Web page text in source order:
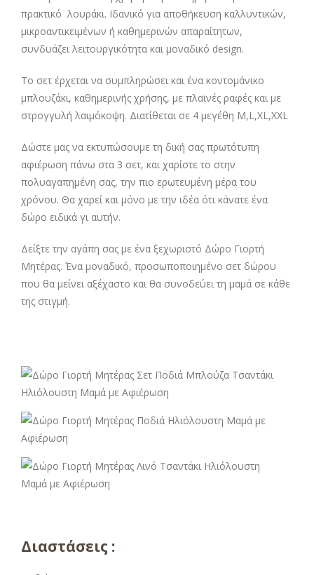
πρακτικό λουράκι. Ιδανικό για αποθήκευση καλλυντικών,
μικροαντικειμένων ή καθημερινών απαραίτητων,
συνδυάζει λειτουργικότητα και μοναδικό design.
Το σετ έρχεται να συμπληρώσει και ένα κοντομάνικο
μπλουζάκι, καθημερινής χρήσης, με πλαϊνές ραφές και με
στρογγυλή λαιμόκοψη. Διατίθεται σε 4 μεγέθη M,L,XL,XXL
Δώστε μας να εκτυπώσουμε τη δική σας πρωτότυπη
αφιέρωση πάνω στα 3 σετ, και χαρίστε το στην
πολυαγαπημένη σας, την πιο ερωτευμένη μέρα του
χρόνου. Θα χαρεί και μόνο με την ιδέα ότι κάνατε ένα
δώρο ειδικά γι αυτήν.
Δείξτε την αγάπη σας με ένα ξεχωριστό Δώρο Γιορτή
Μητέρας. Ένα μοναδικό, προσωποποιημένο σετ δώρου
που θα μείνει αξέχαστο και θα συνοδεύει τη μαμά σε κάθε
της στιγμή.
Διαστάσεις :